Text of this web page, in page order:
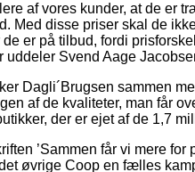
af vores kunder, at de er
Med disse priser skal de
de er på tilbud, fordi
uddeler Svend Aage
Dagli´Brugsen sammen
af de kvaliteter, man får
der er ejet af de 1,7
’Sammen får vi mere for
øvrige Coop en fælles